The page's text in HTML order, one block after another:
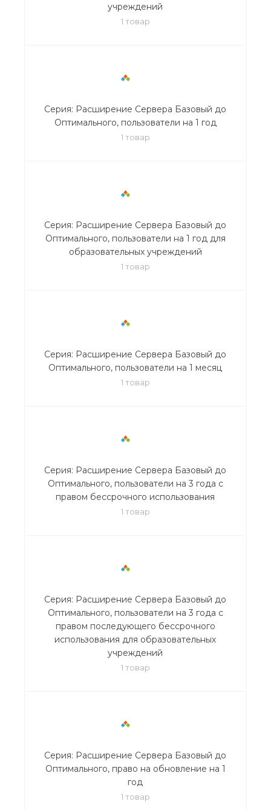
учреждений
1 товар
Серия: Расширение Сервера Базовый до
Оптимального, пользователи на 1 год
1 товар
Серия: Расширение Сервера Базовый до
Оптимального, пользователи на 1 год для
образовательных учреждений
1 товар
Серия: Расширение Сервера Базовый до
Оптимального, пользователи на 1 месяц
1 товар
Серия: Расширение Сервера Базовый до
Оптимального, пользователи на 3 года с
правом бессрочного использования
1 товар
Серия: Расширение Сервера Базовый до
Оптимального, пользователи на 3 года с
правом последующего бессрочного
использования для образовательных
учреждений
1 товар
Серия: Расширение Сервера Базовый до
Оптимального, право на обновление на 1
год
1 товар